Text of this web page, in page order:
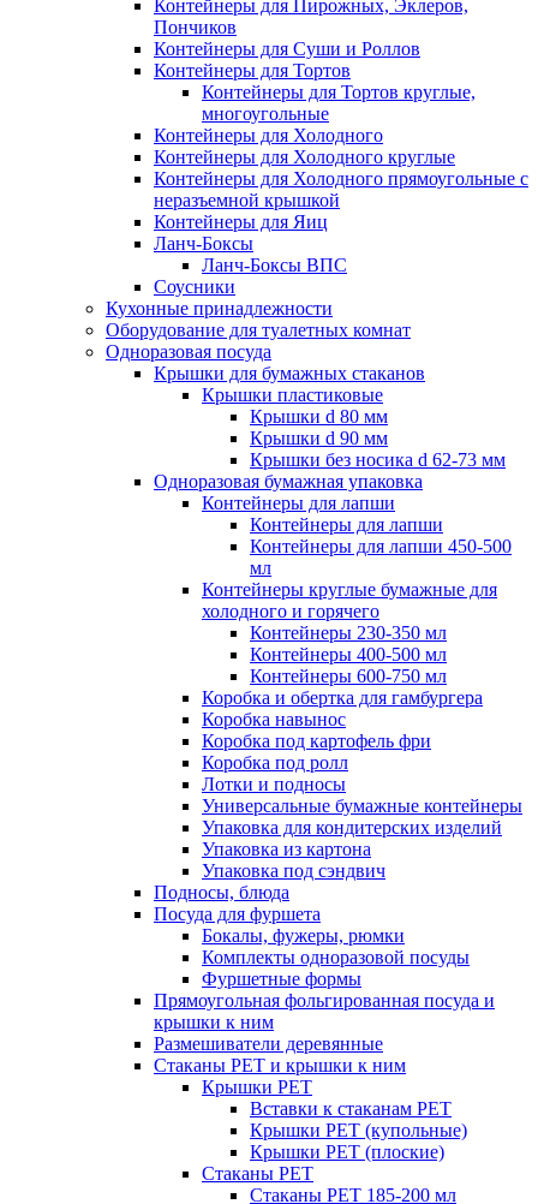
Контейнеры для Пирожных, Эклеров,
Пончиков
Контейнеры для Суши и Роллов
Контейнеры для Тортов
Контейнеры для Тортов круглые,
многоугольные
Контейнеры для Холодного
Контейнеры для Холодного круглые
Контейнеры для Холодного прямоугольные с
неразъемной крышкой
Контейнеры для Яиц
Ланч-Боксы
Ланч-Боксы ВПС
Соусники
Кухонные принадлежности
Оборудование для туалетных комнат
Одноразовая посуда
Крышки для бумажных стаканов
Крышки пластиковые
Крышки d 80 мм
Крышки d 90 мм
Крышки без носика d 62-73 мм
Одноразовая бумажная упаковка
Контейнеры для лапши
Контейнеры для лапши
Контейнеры для лапши 450-500
мл
Контейнеры круглые бумажные для
холодного и горячего
Контейнеры 230-350 мл
Контейнеры 400-500 мл
Контейнеры 600-750 мл
Коробка и обертка для гамбургера
Коробка навынос
Коробка под картофель фри
Коробка под ролл
Лотки и подносы
Универсальные бумажные контейнеры
Упаковка для кондитерских изделий
Упаковка из картона
Упаковка под сэндвич
Подносы, блюда
Посуда для фуршета
Бокалы, фужеры, рюмки
Комплекты одноразовой посуды
Фуршетные формы
Прямоугольная фольгированная посуда и
крышки к ним
Размешиватели деревянные
Стаканы PET и крышки к ним
Крышки PET
Вставки к стаканам PET
Крышки PET (купольные)
Крышки PET (плоские)
Стаканы PET
Стаканы PET 185-200 мл